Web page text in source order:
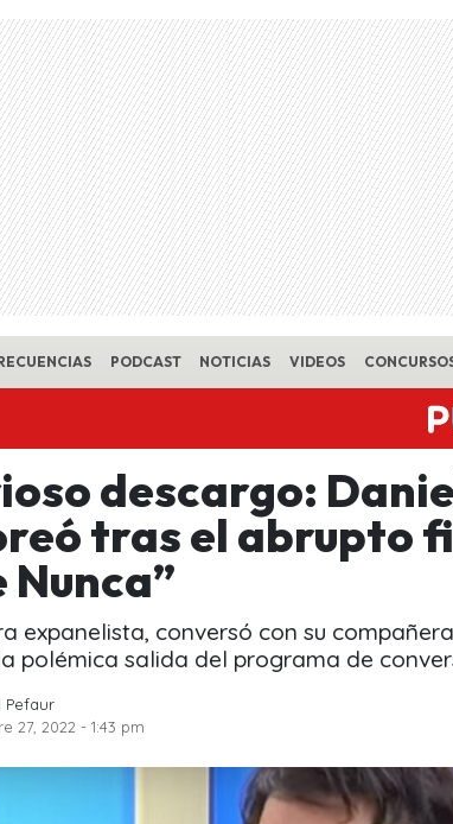
PODCAST NOTICIAS VIDEOS
descargo:
tras el abrupto
Nunca”
expanelista, conversó con su
polémica salida del programa de
Pefaur
27, 2022 - 1:43 pm